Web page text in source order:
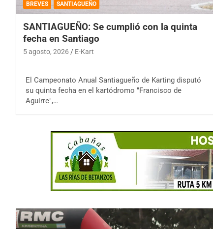
BREVES SANTIAGUEÑO
SANTIAGUEÑO: Se cumplió con la quinta
fecha en Santiago
5 agosto, 2026 E-Kart
El Campeonato Anual Santiagueño de Karting disputó
su quinta fecha en el kartódromo "Francisco de
Aguirre",…